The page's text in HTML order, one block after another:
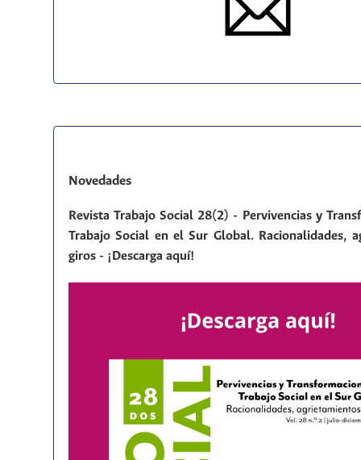
Novedades
Revista Trabajo Social 28(2) - Pervivencias y
Trabajo Social en el Sur Global. Racionalidades,
giros - ¡Descarga aquí!